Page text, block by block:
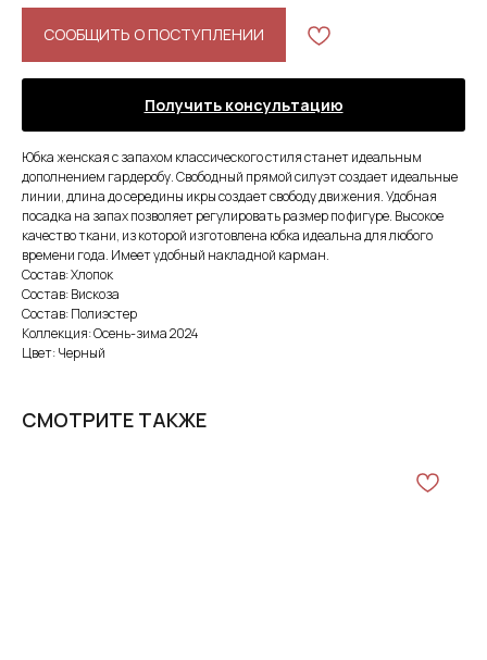
СООБЩИТЬ О ПОСТУПЛЕНИИ
Получить консультацию
Юбка женская с запахом классического стиля станет идеальным
дополнением гардеробу. Свободный прямой силуэт создает идеальные
линии, длина до середины икры создает свободу движения. Удобная
посадка на запах позволяет регулировать размер по фигуре. Высокое
качество ткани, из которой изготовлена юбка идеальна для любого
времени года. Имеет удобный накладной карман.
Состав: Хлопок
Состав: Вискоза
Состав: Полиэстер
Коллекция: Осень-зима 2024
Цвет: Черный
СМОТРИТЕ ТАКЖЕ